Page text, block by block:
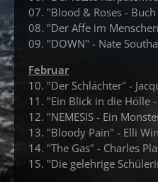
07. "Blood & Roses -
08. "Der Affe im
09. "DOWN" - Nate
Februar
10. "Der Schlächter" -
11. "Ein Blick in die Hölle
12. "NEMESIS - Ein
13. "Bloody Pain" - Elli
14. "The Gas" - Charles
15. "Die gelehrige